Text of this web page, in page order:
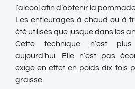
l’alcool afin d’obtenir la
Les enfleurages à chaud ou à
été utilisés que jusque dans les
Cette technique n’est
aujourd’hui. Elle n’est pas
exige en effet en poids dix fois
graisse.